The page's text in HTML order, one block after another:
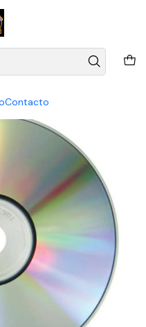
Contacto
2025 En Caja Acrílica
Records